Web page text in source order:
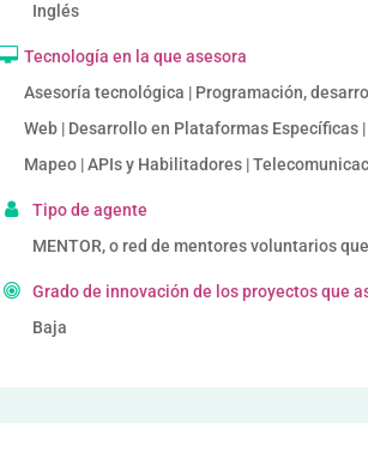
Inglés
Tecnología en la que asesora
Asesoría tecnológica | Programación,
Web | Desarrollo en Plataformas
Mapeo | APIs y Habilitadores |
Tipo de agente
MENTOR, o red de mentores voluntarios
Grado de innovación de los proyectos que
Baja